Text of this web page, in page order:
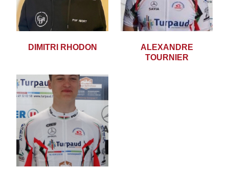
DIMITRI RHODON
ALEXANDRE
TOURNIER